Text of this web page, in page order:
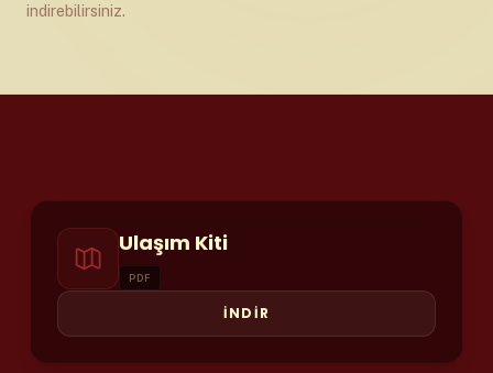
indirebilirsiniz.
Ulaşım Kiti
PDF
İNDİR